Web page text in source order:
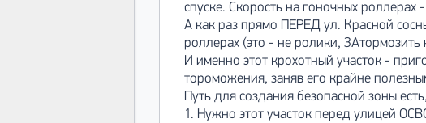
спуске. Скорость на гоночных роллерах
А как раз прямо ПЕРЕД ул. Красной
роллерах (это - не ролики, ЗАтормозить
И именно этот крохотный участок -
тороможения, заняв его крайне
Путь для создания безопасной зоны
1. Нужно этот участок перед улицей